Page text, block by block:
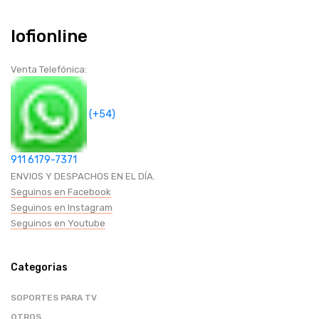
GAMER
CABLES HDMI
CICLISMO
SEGURIDAD Y PROTECCION
HOGAR (COCINA-BAÑOS-OTROS)
BAZAR
RUEDAS
Iofionline
Venta Telefónica:
(+54)
911 6179-7371
ENVIOS Y DESPACHOS EN EL DÍA.
Seguinos en Facebook
Seguinos en Instagram
Seguinos en Youtube
Categorias
SOPORTES PARA TV